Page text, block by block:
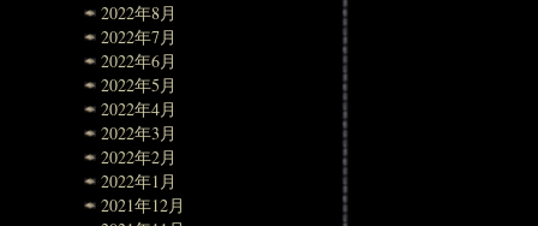
2022年8月
2022年7月
2022年6月
2022年5月
2022年4月
2022年3月
2022年2月
2022年1月
2021年12月